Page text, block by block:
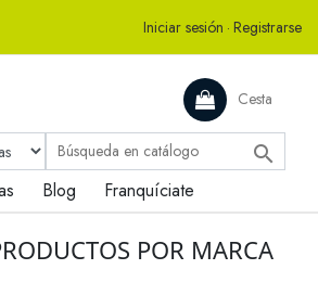
Iniciar sesión · Registrarse
Cesta

Blog Franquíciate
POR MARCA